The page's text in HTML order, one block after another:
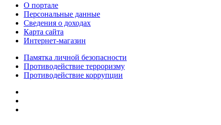
О портале
Персональные данные
Сведения о доходах
Карта сайта
Интернет-магазин
Памятка личной безопасности
Противодействие терроризму
Противодействие коррупции